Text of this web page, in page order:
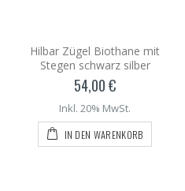
Hilbar Zügel Biothane mit
Stegen schwarz silber
54,00 €
Inkl. 20% MwSt.
IN DEN WARENKORB